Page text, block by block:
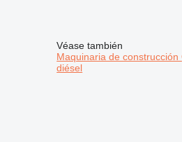
Véase también
Maquinaria de construcción
diésel